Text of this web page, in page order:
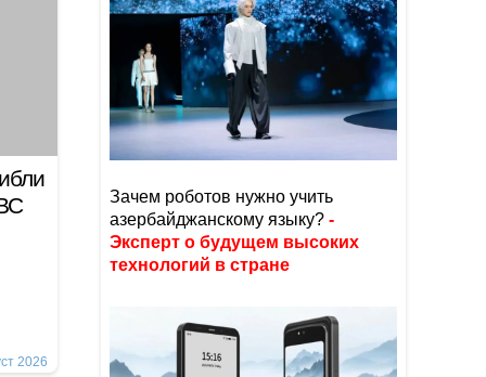
2026
Зачем роботов нужно учить
азербайджанскому языку? -
Эксперт о будущем высоких
технологий в стране